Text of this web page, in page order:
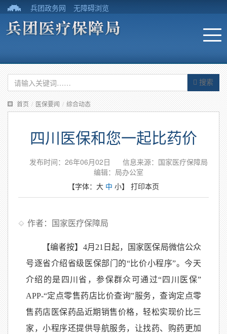
兵团政务网 无障碍浏览
搜索
首页 / 医保要闻 / 综合动态
四川医保和您一起比药价
发布时间：26年06月02日
信息来源：国家医疗保障局
编辑：局办公室
【字体： 大 中 小】 打印本页
作者：国家医疗保障局
【编者按】4月21日起，国家医保局微信公众
号逐省介绍省级医保部门的“比价小程序”。今天
介绍的是四川省，参保群众可通过“四川医保”
APP-“定点零售药店比价查询”服务，查询定点零
售药店医保药品近期销售价格，轻松实现价比三
家，小程序还提供导航服务，让找药、购药更加